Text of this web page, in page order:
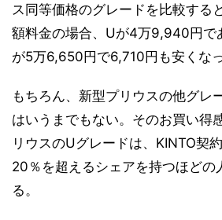
ス同等価格のグレードを比較する
額料金の場合、Uが4万9,940円で
が5万6,650円で6,710円も安くなっ
もちろん、新型プリウスの他グレ
はいうまでもない。そのお買い得
リウスのUグレードは、KINTO契
20％を超えるシェアを持つほどの
る。